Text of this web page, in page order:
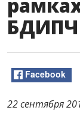
БДИПЧ
Facebook
22 сентября